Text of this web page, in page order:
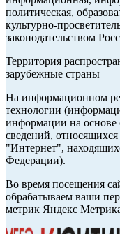
политическая,
культурно-
законодательством
Территория
зарубежные страны
На информационном
технологии
информации на основе
сведений,
"Интернет",
Федерации).
Во время посещения
обрабатываем ваши
метрик Яндекс